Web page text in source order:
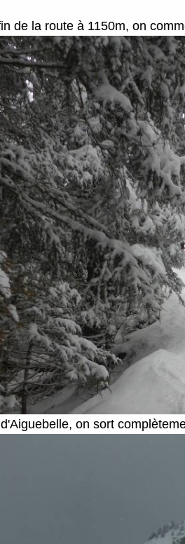
de la route à 1150m, on
on sort